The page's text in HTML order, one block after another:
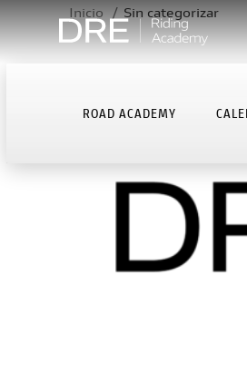
ROAD ACADEMY
Inicio Sin categorizar